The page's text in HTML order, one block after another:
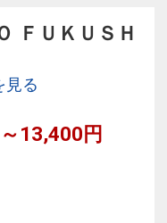
て、お客様を心
ＦＵＫＵＳＨ
見る
13,400円